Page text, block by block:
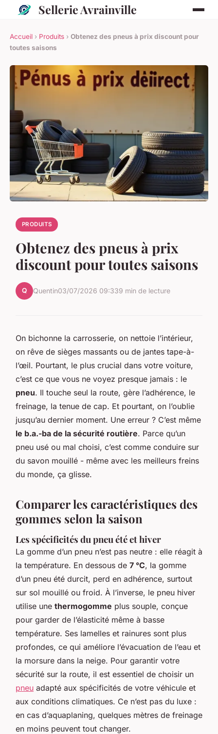
Sellerie Avrainville
Accueil › Produits › Obtenez des pneus à prix discount pour
toutes saisons
PRODUITS
Obtenez des pneus à prix
discount pour toutes saisons
Q Quentin03/07/2026 09:339 min de lecture
On bichonne la carrosserie, on nettoie l’intérieur,
on rêve de sièges massants ou de jantes tape-à-
l’œil. Pourtant, le plus crucial dans votre voiture,
c’est ce que vous ne voyez presque jamais : le
pneu. Il touche seul la route, gère l’adhérence, le
freinage, la tenue de cap. Et pourtant, on l’oublie
jusqu’au dernier moment. Une erreur ? C’est même
le b.a.-ba de la sécurité routière. Parce qu’un
pneu usé ou mal choisi, c’est comme conduire sur
du savon mouillé - même avec les meilleurs freins
du monde, ça glisse.
Comparer les caractéristiques des
gommes selon la saison
Les spécificités du pneu été et hiver
La gomme d’un pneu n’est pas neutre : elle réagit à
la température. En dessous de 7 °C, la gomme
d’un pneu été durcit, perd en adhérence, surtout
sur sol mouillé ou froid. À l’inverse, le pneu hiver
utilise une thermogomme plus souple, conçue
pour garder de l’élasticité même à basse
température. Ses lamelles et rainures sont plus
profondes, ce qui améliore l’évacuation de l’eau et
la morsure dans la neige. Pour garantir votre
sécurité sur la route, il est essentiel de choisir un
pneu adapté aux spécificités de votre véhicule et
aux conditions climatiques. Ce n’est pas du luxe :
en cas d’aquaplaning, quelques mètres de freinage
en moins peuvent tout changer.